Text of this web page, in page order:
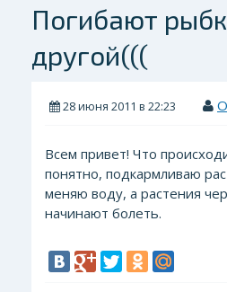
Погибают
другой(((
28 июня 2011 в 22:23
Всем привет! Что
понятно, подкармливаю
меняю воду, а растения
начинают болеть.